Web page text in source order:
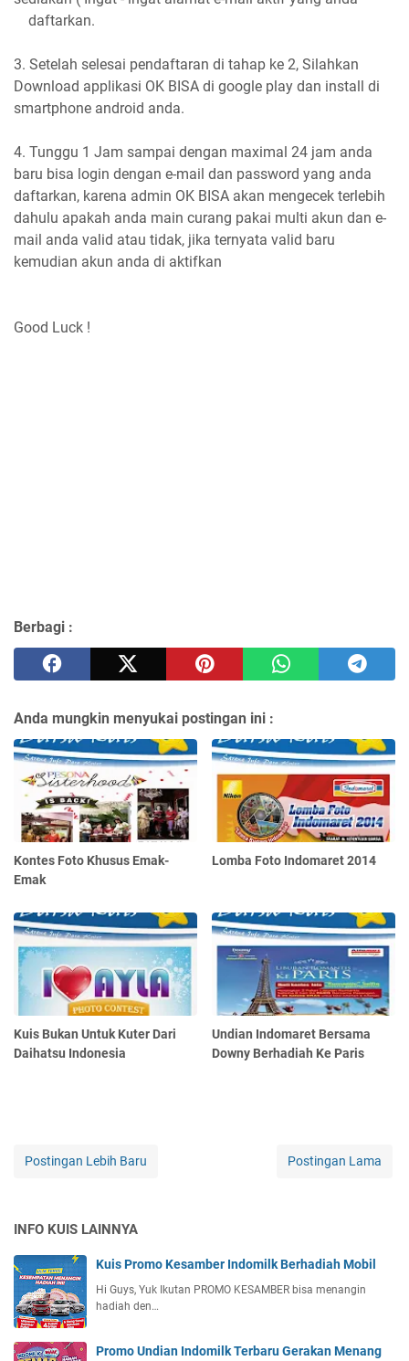
daftarkan.
3. Setelah selesai pendaftaran di tahap ke 2, Silahkan
Download applikasi OK BISA di google play dan install di
smartphone android anda.
4. Tunggu 1 Jam sampai dengan maximal 24 jam anda
baru bisa login dengan e-mail dan password yang anda
daftarkan, karena admin OK BISA akan mengecek terlebih
dahulu apakah anda main curang pakai multi akun dan e-
mail anda valid atau tidak, jika ternyata valid baru
kemudian akun anda di aktifkan
Good Luck !
Berbagi :
Anda mungkin menyukai postingan ini :
Kontes Foto Khusus Emak-
Emak
Lomba Foto Indomaret 2014
Kuis Bukan Untuk Kuter Dari
Daihatsu Indonesia
Undian Indomaret Bersama
Downy Berhadiah Ke Paris
Postingan Lebih Baru Postingan Lama
INFO KUIS LAINNYA
Kuis Promo Kesamber Indomilk Berhadiah Mobil
Hi Guys, Yuk Ikutan PROMO KESAMBER bisa menangin
hadiah den…
Promo Undian Indomilk Terbaru Gerakan Menang